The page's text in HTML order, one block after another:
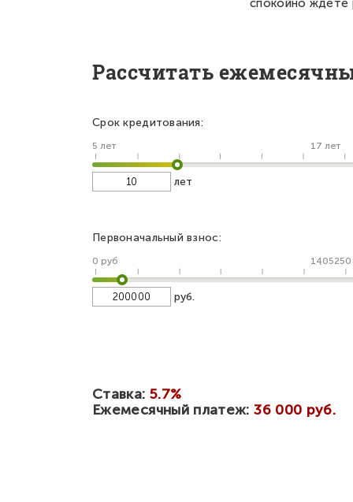
спокойно ждете
Рассчитать
Срок кредитования:
5 лет 17 лет
лет
Первоначальный взнос:
0 руб
руб.
Ставка: 5.7%
Ежемесячный платеж:36 000 руб.